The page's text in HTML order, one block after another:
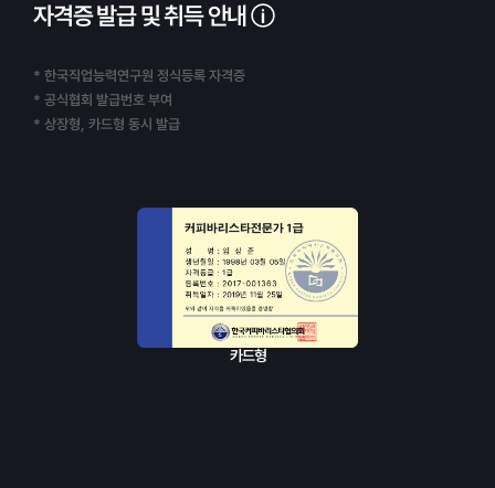
자격증 발급 및 취득 안내
* 한국직업능력연구원 정식등록 자격증
* 공식협회 발급번호 부여
* 상장형, 카드형 동시 발급
카드형